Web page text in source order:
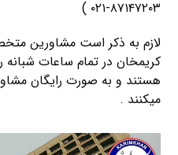
۸۷۱۴۷۲۰۳-۰۲۱ )
لازم به ذکر است مشاورین
کریمخان در تمام ساعات شبانه
هستند و به صورت رایگان
میکنند .